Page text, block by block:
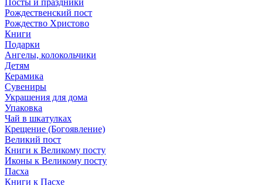
Посты и праздники
Рождественский пост
Рождество Христово
Книги
Подарки
Ангелы, колокольчики
Детям
Керамика
Сувениры
Украшения для дома
Упаковка
Чай в шкатулках
Крещение (Богоявление)
Великий пост
Книги к Великому посту
Иконы к Великому посту
Пасха
Книги к Пасхе